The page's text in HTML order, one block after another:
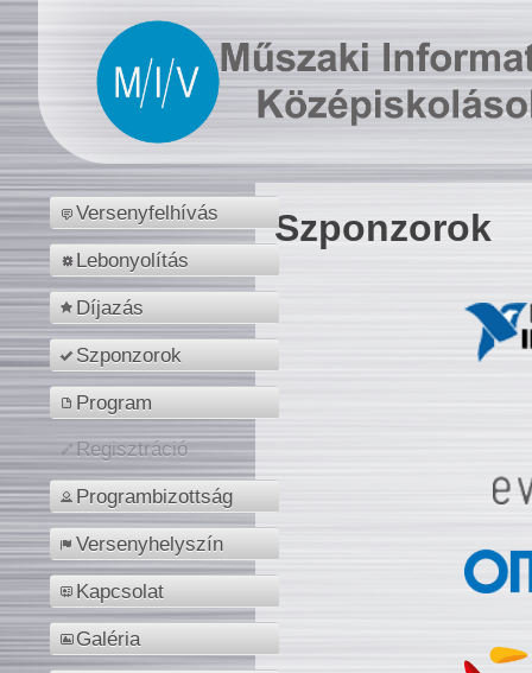
Versenyfelhívás
Lebonyolítás
Díjazás
Szponzorok
Program
Regisztráció
Programbizottság
Versenyhelyszín
Kapcsolat
Galéria
Szponzorok